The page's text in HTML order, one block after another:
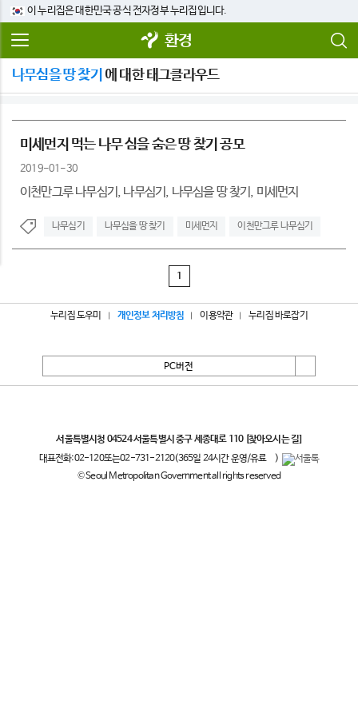
이 누리집은 대한민국 공식 전자정부 누리집입니다.
환경
나무심을 땅 찾기 에 대한 태그클라우드
미세먼지 먹는 나무 심을 숨은 땅 찾기 공모
2019-01-30
이천만그루 나무심기, 나무심기, 나무심을 땅 찾기, 미세먼지
나무심기 나무심을 땅 찾기 미세먼지 이천만그루 나무심기
1
누리집 도우미 개인정보 처리방침 이용약관 누리집 바로잡기
PC버전
서울특별시청 04524 서울특별시 중구 세종대로 110 [찾아오시는 길]
대표전화:02-120또는02-731-2120(365일 24시간 운영/유료
)
© Seoul Metropolitan Government all rights reserved